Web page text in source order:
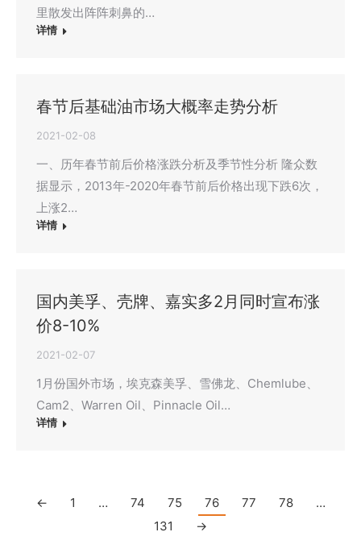
里散发出阵阵刺鼻的…
详情
春节后基础油市场大概率走势分析
2021-02-08
一、历年春节前后价格涨跌分析及季节性分析 隆众数
据显示，2013年-2020年春节前后价格出现下跌6次，
上涨2…
详情
国内美孚、壳牌、嘉实多2月同时宣布涨
价8-10%
2021-02-07
1月份国外市场，埃克森美孚、雪佛龙、Chemlube、
Cam2、Warren Oil、Pinnacle Oil…
详情
← 1 … 74 75 76 77 78
…
131
→